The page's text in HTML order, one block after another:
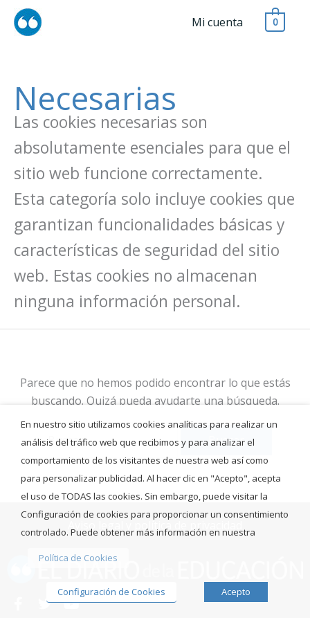
Mi cuenta 0
Necesarias
Las cookies necesarias son
absolutamente esenciales para que el
sitio web funcione correctamente.
Esta categoría solo incluye cookies que
garantizan funcionalidades básicas y
características de seguridad del sitio
web. Estas cookies no almacenan
ninguna información personal.
Parece que no hemos podido encontrar lo que estás
buscando. Quizá pueda ayudarte una búsqueda.
Aviso legal y política de privacidad
En nuestro sitio utilizamos cookies analíticas para realizar un
análisis del tráfico web que recibimos y para analizar el
comportamiento de los visitantes de nuestra web así como
para personalizar publicidad. Al hacer clic en "Acepto", acepta
el uso de TODAS las cookies. Sin embargo, puede visitar la
Configuración de cookies para proporcionar un consentimiento
controlado. Puede obtener más información en nuestra
Política de Cookies
Configuración de Cookies Acepto